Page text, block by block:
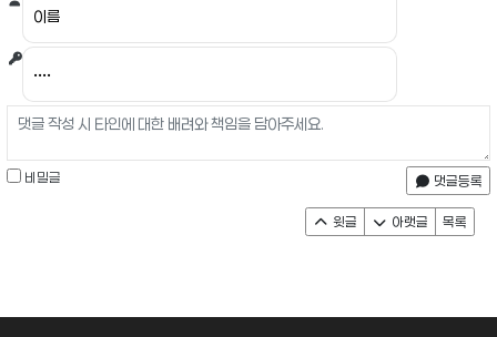
비밀글 댓글등록
윗글 아랫글 목록